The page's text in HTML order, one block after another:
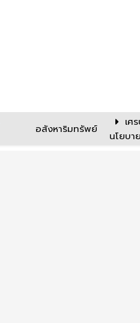
อสังหาริมทรัพย์
เศ
นโยบาย